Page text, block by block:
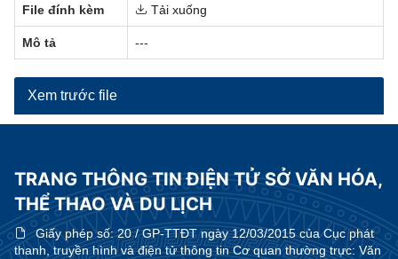
File đính kèm Tải xuống
Mô tả ---
Xem trước file
TRANG THÔNG TIN ĐIỆN TỬ SỞ VĂN HÓA,
THỂ THAO VÀ DU LỊCH
Giấy phép số:20 / GP-TTĐT ngày 12/03/2015 của Cục phát
thanh, truyền hình và điện tử thông tin Cơ quan thường trực: Văn